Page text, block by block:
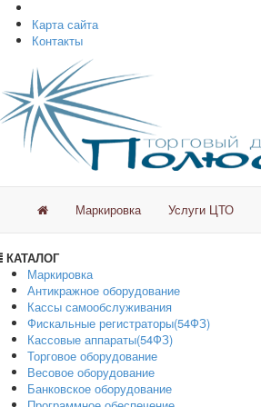
Карта сайта
Контакты
Маркировка Услуги ЦТО
КАТАЛОГ
Маркировка
Антикражное оборудование
Кассы самообслуживания
Фискальные регистраторы(54ФЗ)
Кассовые аппараты(54ФЗ)
Торговое оборудование
Весовое оборудование
Банковское оборудование